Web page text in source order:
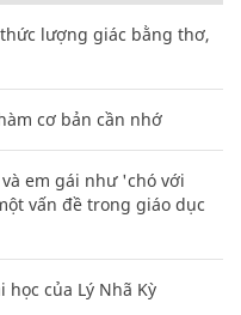
lượng giác bằng thơ,
cơ bản cần nhớ
em gái như 'chó với
vấn đề trong giáo dục
của Lý Nhã Kỳ